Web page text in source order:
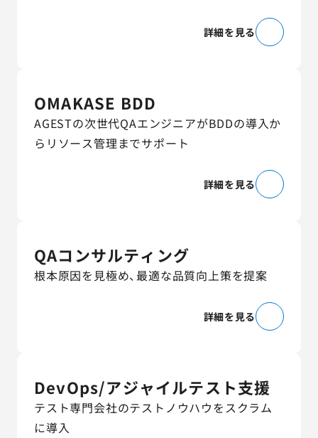
詳細を見る
OMAKASE BDD
AGESTの次世代QAエンジニアがBDDの導入か
らリソース管理までサポート
詳細を見る
QAコンサルティング
根本原因を見極め、最適な品質向上策を提案
詳細を見る
DevOps/アジャイルテスト支援
テスト専門会社のテストノウハウをスクラム
に導入